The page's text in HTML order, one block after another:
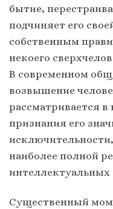
бытие,
подчиняет его
собственным
некоего
В современном
возвышение
рассматривается в
признания его
наиболее полной
интеллектуальных
Существенный